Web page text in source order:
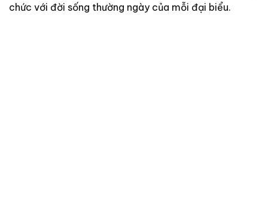
chức với đời sống thường ngày của mỗi đại biểu.